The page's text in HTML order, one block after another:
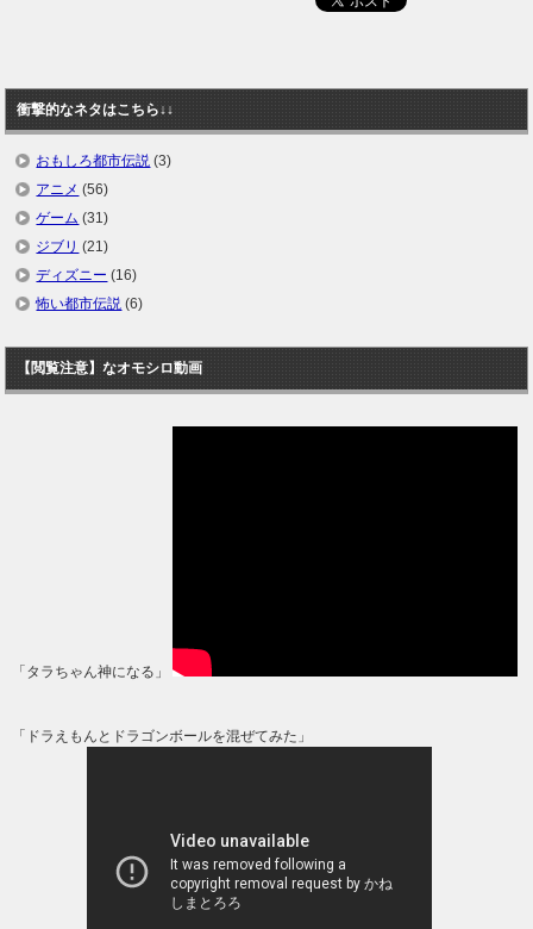
衝撃的なネタはこちら↓↓
おもしろ都市伝説 (3)
アニメ (56)
ゲーム (31)
ジブリ (21)
ディズニー (16)
怖い都市伝説 (6)
【閲覧注意】なオモシロ動画
「タラちゃん神になる」
「ドラえもんとドラゴンボールを混ぜてみた」